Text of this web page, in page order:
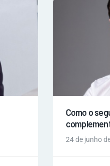
Como o
24 de junho